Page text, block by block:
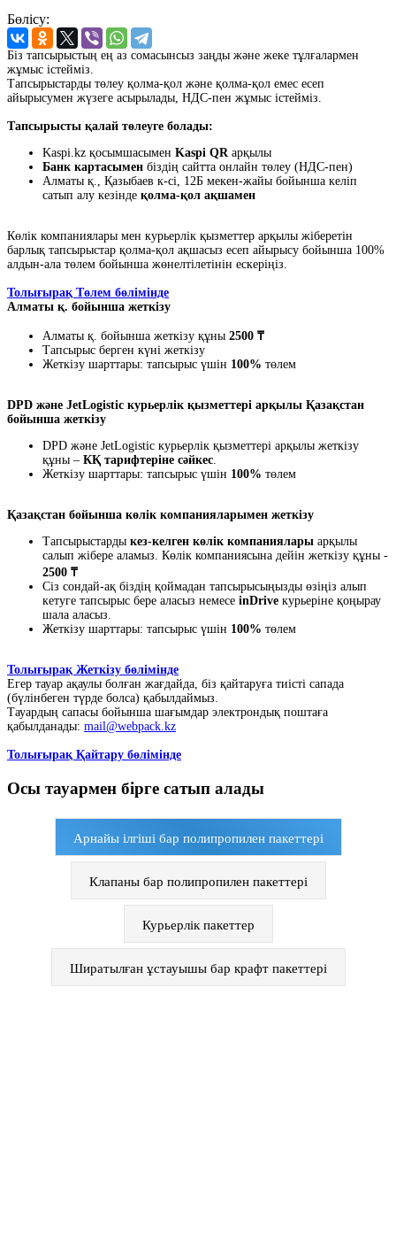
Бөлісу:
Біз тапсырыстың ең аз сомасынсыз заңды және жеке тұлғалармен
жұмыс істейміз.
Тапсырыстарды төлеу қолма-қол және қолма-қол емес есеп
айырысумен жүзеге асырылады, НДС-пен жұмыс істейміз.
Тапсырысты қалай төлеуге болады:
Kaspi.kz қосымшасымен Kaspi QRарқылы
Банк картасымен біздің сайтта онлайн төлеу (НДС-пен)
Алматы қ., Қазыбаев к-сі, 12Б мекен-жайы бойынша келіп
сатып алу кезінде қолма-қол ақшамен
Көлік компаниялары мен курьерлік қызметтер арқылы жіберетін
барлық тапсырыстар қолма-қол ақшасыз есеп айырысу бойынша 100%
алдын-ала төлем бойынша жөнелтілетінін ескеріңіз.
Толығырақ Төлем бөлімінде
Алматы қ. бойынша жеткізу
Алматы қ. бойынша жеткізу құны 2500 ₸
Тапсырыс берген күні жеткізу
Жеткізу шарттары: тапсырыс үшін 100% төлем
DPD және JetLogistic курьерлік қызметтері арқылы Қазақстан
бойынша жеткізу
DPD және JetLogistic курьерлік қызметтері арқылы жеткізу
құны – КҚ тарифтеріне сәйкес.
Жеткізу шарттары: тапсырыс үшін 100% төлем
Қазақстан бойынша көлік компанияларымен жеткізу
Тапсырыстарды кез-келген көлік компаниялары арқылы
салып жібере аламыз. Көлік компаниясына дейін жеткізу құны -
2500 ₸
Сіз сондай-ақ біздің қоймадан тапсырысыңызды өзіңіз алып
кетуге тапсырыс бере аласыз немесе inDrive курьеріне қоңырау
шала аласыз.
Жеткізу шарттары: тапсырыс үшін 100% төлем
Толығырақ Жеткізу бөлімінде
Егер тауар ақаулы болған жағдайда, біз қайтаруға тиісті сапада
(бүлінбеген түрде болса) қабылдаймыз.
Тауардың сапасы бойынша шағымдар электрондық поштаға
қабылданады: mail@webpack.kz
Толығырақ Қайтару бөлімінде
Осы тауармен бірге сатып алады
Арнайы ілгіші бар полипропилен пакеттері
Клапаны бар полипропилен пакеттері
Курьерлік пакеттер
Ширатылған ұстауышы бар крафт пакеттері